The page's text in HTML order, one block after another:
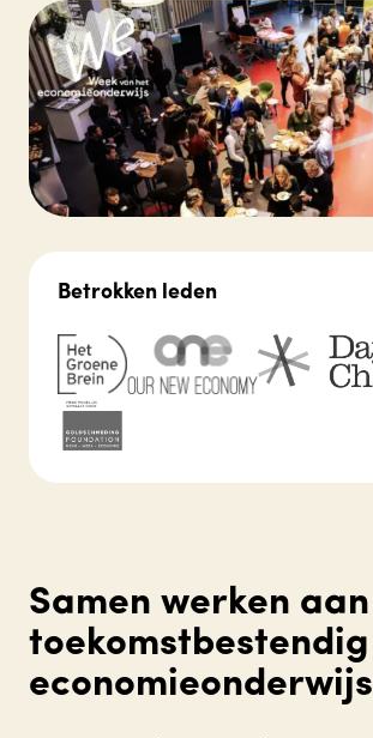
Betrokken leden
Samen werken aan
toekomstbestendig
economieonderwijs